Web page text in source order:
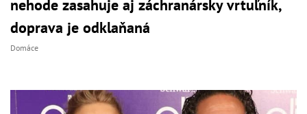
nehode zasahuje aj záchranársky vrtuľník,
doprava je odklaňaná
Domáce